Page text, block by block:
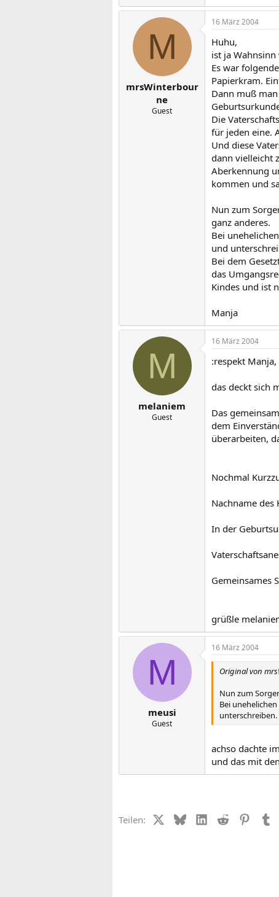
M
mrsWinterbour
ne
Guest
16 März 2004
Huhu,
ist ja
Es war
Papierkram.
Dann muß
Die
für jeden eine.
Und diese
dann vielleicht
Aberkennung
kommen und
Nun zum
ganz anderes.
Bei
und
Bei dem
das
Kindes und ist
Manja
M
melaniem
Guest
16 März 2004
:respekt Manja,
das deckt sich
Das
dem
überarbeiten,
Nochmal
Nachname
In der
Gemeinsames
grüßle
M
meusi
Guest
16 März 2004
Original von
Nun zum
Bei
achso dachte
und das mit
Teilen: X (Twitter)
BlueskyLinkedIn
Reddit